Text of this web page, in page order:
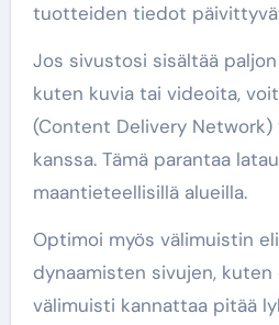
tuotteiden tiedot
Jos sivustosi sisältää
kuten kuvia tai videoita,
(Content Delivery
kanssa. Tämä parantaa
maantieteellisillä alueilla.
Optimoi myös välimuistin
dynaamisten sivujen,
välimuisti kannattaa pitää